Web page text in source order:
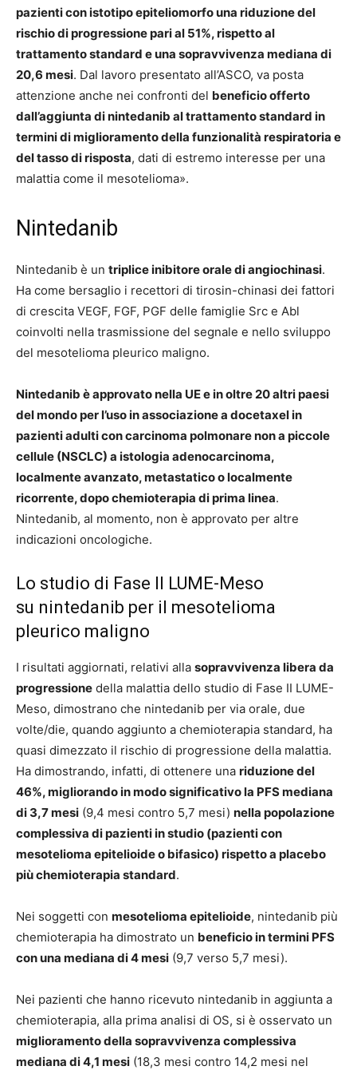
pazienti con istotipo epiteliomorfo una riduzione del
rischio di progressione pari al 51%, rispetto al
trattamento standard e una sopravvivenza mediana di
20,6 mesi. Dal lavoro presentato all’ASCO, va posta
attenzione anche nei confronti del beneficio offerto
dall’aggiunta di nintedanib al trattamento standard in
termini di miglioramento della funzionalità respiratoria e
del tasso di risposta, dati di estremo interesse per una
malattia come il mesotelioma».
Nintedanib
Nintedanib è un triplice inibitore orale di angiochinasi.
Ha come bersaglio i recettori di tirosin-chinasi dei fattori
di crescita VEGF, FGF, PGF delle famiglie Src e Abl
coinvolti nella trasmissione del segnale e nello sviluppo
del mesotelioma pleurico maligno.
Nintedanib è approvato nella UE e in oltre 20 altri paesi
del mondo per l’uso in associazione a docetaxel in
pazienti adulti con carcinoma polmonare non a piccole
cellule (NSCLC) a istologia adenocarcinoma,
localmente avanzato, metastatico o localmente
ricorrente, dopo chemioterapia di prima linea.
Nintedanib, al momento, non è approvato per altre
indicazioni oncologiche.
Lo studio di Fase II LUME-Meso
su nintedanib per il mesotelioma
pleurico maligno
I risultati aggiornati, relativi alla sopravvivenza libera da
progressione della malattia dello studio di Fase II LUME-
Meso, dimostrano che nintedanib per via orale, due
volte/die, quando aggiunto a chemioterapia standard, ha
quasi dimezzato il rischio di progressione della malattia.
Ha dimostrando, infatti, di ottenere una riduzione del
46%, migliorando in modo significativo la PFS mediana
di 3,7 mesi (9,4 mesi contro 5,7 mesi) nella popolazione
complessiva di pazienti in studio (pazienti con
mesotelioma epitelioide o bifasico) rispetto a placebo
più chemioterapia standard.
Nei soggetti con mesotelioma epitelioide, nintedanib più
chemioterapia ha dimostrato un beneficio in termini PFS
con una mediana di 4 mesi (9,7 verso 5,7 mesi).
Nei pazienti che hanno ricevuto nintedanib in aggiunta a
chemioterapia, alla prima analisi di OS, si è osservato un
miglioramento della sopravvivenza complessiva
mediana di 4,1 mesi (18,3 mesi contro 14,2 mesi nel